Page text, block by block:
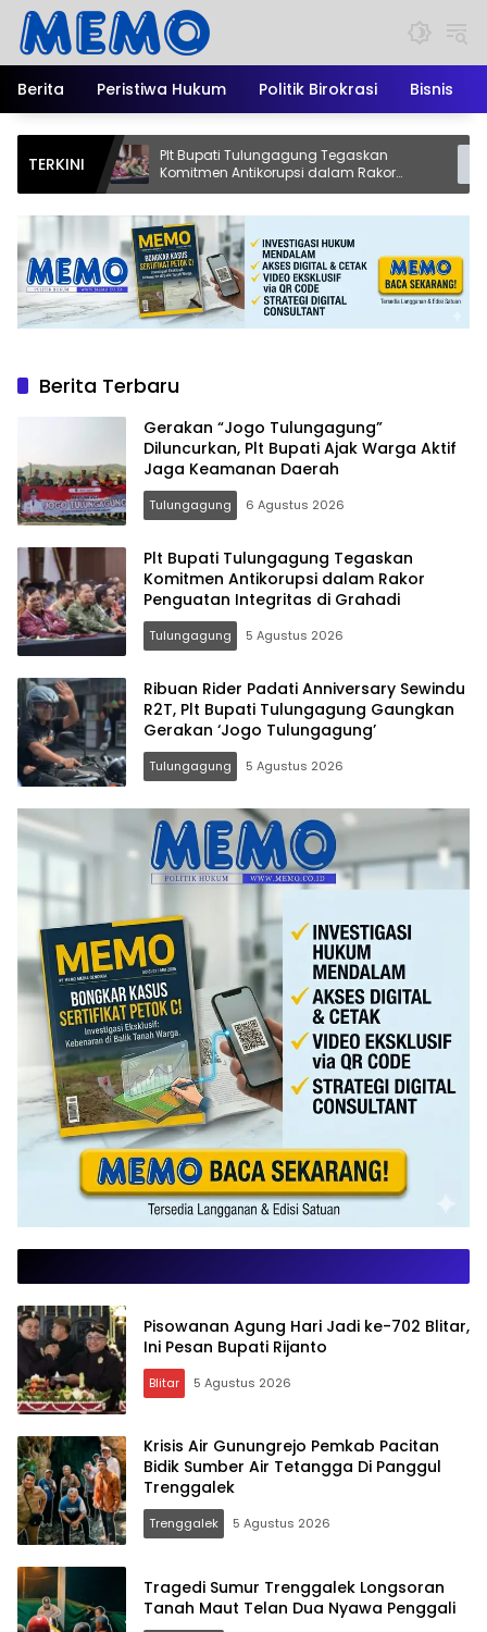
Langsung
konten
Berita
Peristiwa Hukum Politik Birokrasi Bisnis
TERKINI
Plt Bupati Tulungagung Tegaskan
Komitmen Antikorupsi dalam Rakor
Penguatan Integritas di Grahadi
Berita Terbaru
Gerakan “Jogo Tulungagung”
Diluncurkan, Plt Bupati Ajak Warga Aktif
Jaga Keamanan Daerah
Tulungagung 6 Agustus 2026
Plt Bupati Tulungagung Tegaskan
Komitmen Antikorupsi dalam Rakor
Penguatan Integritas di Grahadi
Tulungagung 5 Agustus 2026
Ribuan Rider Padati Anniversary Sewindu
R2T, Plt Bupati Tulungagung Gaungkan
Gerakan ‘Jogo Tulungagung’
Tulungagung 5 Agustus 2026
Memo.co.id
| Memberi
Inspirasi
Pisowanan Agung Hari Jadi ke-702 Blitar,
Ini Pesan Bupati Rijanto
Blitar 5 Agustus 2026
Krisis Air Gunungrejo Pemkab Pacitan
Bidik Sumber Air Tetangga Di Panggul
Trenggalek
Trenggalek 5 Agustus 2026
Tragedi Sumur Trenggalek Longsoran
Tanah Maut Telan Dua Nyawa Penggali